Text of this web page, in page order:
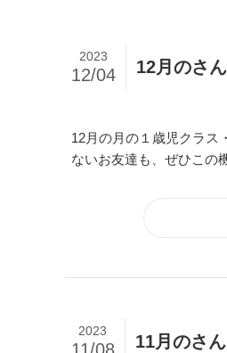
12月のさ
2023
12/04
12月の月の１歳児クラス
ないお友達も、ぜひこの
11月のさ
2023